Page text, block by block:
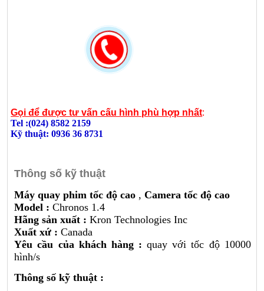
Gọi để được tư vấn cấu hình phù hợp nhất:
Tel :(024) 8582 2159
Kỹ thuật: 0936 36 8731
Thông số kỹ thuật
Máy quay phim tốc độ cao ,Camera tốc độ cao
Model :Chronos 1.4
Hãng sản xuất : Kron Technologies Inc
Xuất xứ : Canada
Yêu cầu của khách hàng : quay với tốc độ 10000
hình/s
Thông số kỹ thuật :